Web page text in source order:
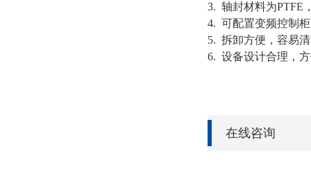
3. 轴封材料为PTFE
4. 可配置变频控制
5. 拆卸方便，容易
6. 设备设计合理
在线咨询